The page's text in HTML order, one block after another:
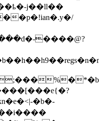
����@?
�b�-